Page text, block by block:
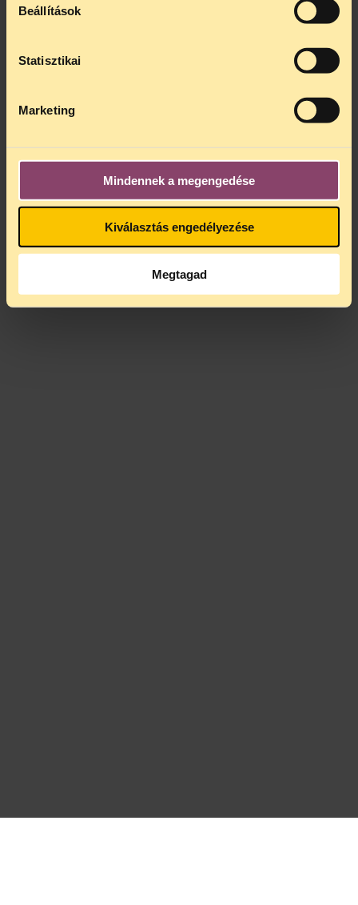
Beállítások
Statisztikai
Marketing
Mindennek a megengedése
Kiválasztás engedélyezése
Megtagad